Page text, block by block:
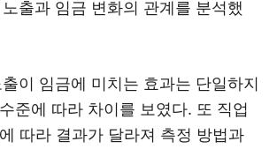
출과 임금 변화의 관계를 분석했
이 임금에 미치는 효과는 단일하지
준에 따라 차이를 보였다. 또 직업
따라 결과가 달라져 측정 방법과